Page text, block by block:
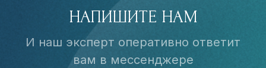
НАПИШИТЕ НАМ
И наш эксперт оперативно ответит
вам в мессенджере